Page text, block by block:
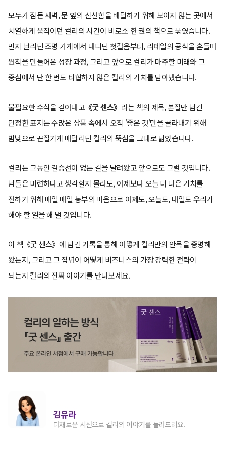
모두가 잠든 새벽, 문 앞의 신선함을 배달하기 위해 보이지 않는 곳에서
치열하게 움직이던 컬리의 시간이 비로소 한 권의 책으로 묶였습니다.
먼지 날리던 조명 가게에서 내디딘 첫걸음부터, 리테일의 공식을 흔들며
원칙을 만들어온 성장 과정, 그리고 앞으로 컬리가 마주할 미래와 그
중심에서 단 한 번도 타협하지 않은 컬리의 가치를 담아냈습니다.
불필요한 수식을 걷어내고《굿 센스》 라는 책의 제목, 본질만 남긴
단정한 표지는 수많은 상품 속에서 오직 '좋은 것'만을 골라내기 위해
밤낮으로 끈질기게 매달리던 컬리의 뚝심을 그대로 닮았습니다.
컬리는 그동안 결승선이 없는 길을 달려왔고 앞으로도 그럴 것입니다.
남들은 미련하다고 생각할지 몰라도, 어제보다 오늘 더 나은 가치를
전하기 위해 매일 매일 농부의 마음으로 어제도, 오늘도, 내일도 우리가
해야 할 일을 해 낼 것입니다.
이 책《굿 센스》에 담긴 기록을 통해 어떻게 컬리만의 안목을 증명해
왔는지, 그리고 그 집념이 어떻게 비즈니스의 가장 강력한 전략이
되는지 컬리의 진짜 이야기를 만나보세요.
김유라
다채로운 시선으로 컬리의 이야기를 들려드려요.